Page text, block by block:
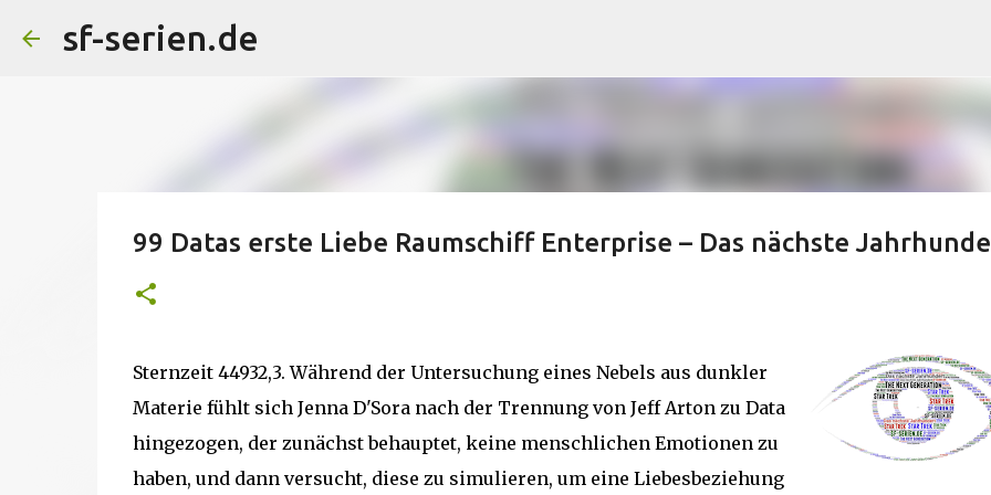
sf-serien.de
99 Datas erste Liebe Raumschiff Enterprise – Das nächste
Sternzeit 44932,3. Während der Untersuchung eines Nebels aus dunkler
Materie fühlt sich Jenna D'Sora nach der Trennung von Jeff Arton zu Data
hingezogen, der zunächst behauptet, keine menschlichen Emotionen zu
haben, und dann versucht, diese zu simulieren, um eine Liebesbeziehung